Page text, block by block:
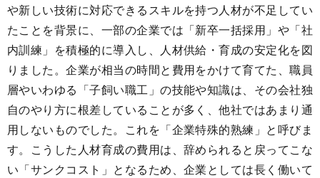
や新しい技術に対応できるスキルを持つ人材が不足してい
たことを背景に、一部の企業では「新卒一括採用」や「社
内訓練」を積極的に導入し、人材供給・育成の安定化を図
りました。企業が相当の時間と費用をかけて育てた、職員
層やいわゆる「子飼い職工」の技能や知識は、その会社独
自のやり方に根差していることが多く、他社ではあまり通
用しないものでした。これを「企業特殊的熟練」と呼びま
す。こうした人材育成の費用は、辞められると戻ってこな
い「サンクコスト」となるため、企業としては長く働いて